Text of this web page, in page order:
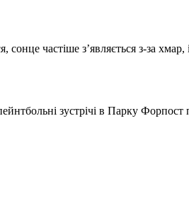
частіше з’являється з-за хмар,
зустрічі в Парку